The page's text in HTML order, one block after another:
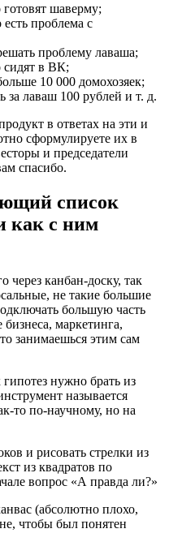
готовят шаверму;
есть проблема с
проблему лаваша;
сидят в ВК;
10 000 домохозяек;
за лаваш 100 рублей и т. д.
в ответах на эти и
сформулируете их в
и председатели
спасибо.
список
как с ним
через канбан-доску, так
не такие большие
большую часть
маркетинга,
занимаешься этим сам
нужно брать из
называется
то по-научному, но на
и рисовать стрелки из
из квадратов по
вопрос «А правда ли?»
(абсолютно плохо,
чтобы был понятен